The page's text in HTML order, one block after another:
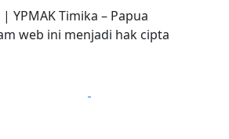
YPMAK Timika – Papua
web ini menjadi hak cipta